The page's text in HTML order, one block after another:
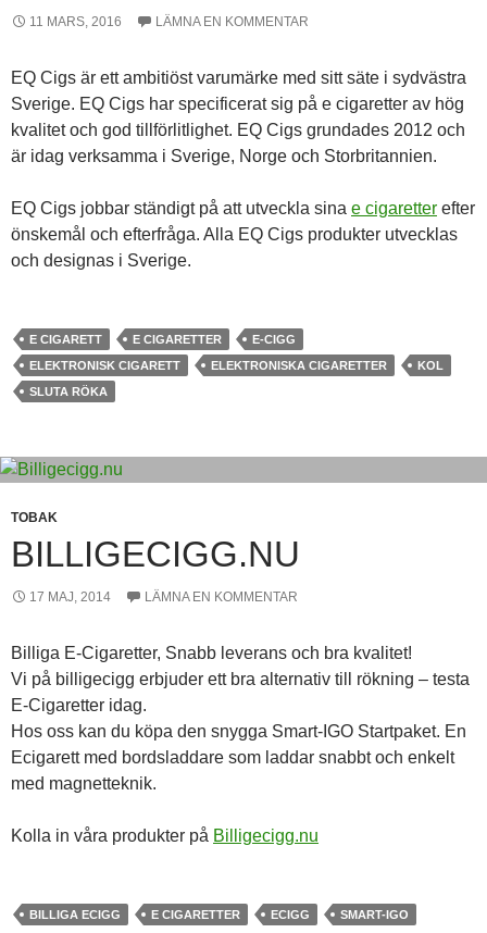
11 MARS, 2016 LÄMNA EN KOMMENTAR
EQ Cigs är ett ambitiöst varumärke med sitt säte i sydvästra
Sverige. EQ Cigs har specificerat sig på e cigaretter av hög
kvalitet och god tillförlitlighet. EQ Cigs grundades 2012 och
är idag verksamma i Sverige, Norge och Storbritannien.
EQ Cigs jobbar ständigt på att utveckla sina e cigaretter efter
önskemål och efterfråga. Alla EQ Cigs produkter utvecklas
och designas i Sverige.
E CIGARETT E CIGARETTER
E-CIGG
ELEKTRONISK CIGARETT
ELEKTRONISKA CIGARETTER
KOL
SLUTA RÖKA
TOBAK
BILLIGECIGG.NU
17 MAJ, 2014 LÄMNA EN KOMMENTAR
Billiga E-Cigaretter, Snabb leverans och bra kvalitet!
Vi på billigecigg erbjuder ett bra alternativ till rökning – testa
E-Cigaretter idag.
Hos oss kan du köpa den snygga Smart-IGO Startpaket. En
Ecigarett med bordsladdare som laddar snabbt och enkelt
med magnetteknik.
Kolla in våra produkter på Billigecigg.nu
BILLIGA ECIGG E CIGARETTER ECIGG SMART-IGO